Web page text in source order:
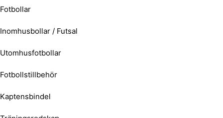
Fotbollar
Inomhusbollar / Futsal
Utomhusfotbollar
Fotbollstillbehör
Kaptensbindel